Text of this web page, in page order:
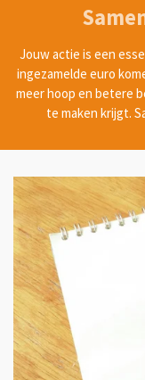
Jouw actie is een
ingezamelde euro
meer hoop en betere
te maken krijgt.